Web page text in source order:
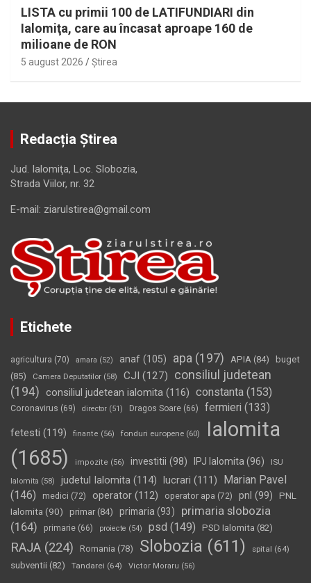
LISTA cu primii 100 de LATIFUNDIARI din
Ialomiţa, care au încasat aproape 160 de
milioane de RON
5 august 2026 Ştirea
Redacția Știrea
Jud. Ialomiţa, Loc. Slobozia,
Strada Viilor, nr. 32
E-mail: ziarulstirea@gmail.com
Etichete
agricultura (70) amara (52) anaf (105) apa (197) APIA (84)
buget
(85)
Camera Deputatilor (58) CJI (127)
consiliul judetean
(194) consiliul judetean ialomita (116) constanta (153)
Coronavirus (69) director (51) Dragos Soare (66) fermieri (133)
fetesti (119) finante (56) fonduri europene (60)
Ialomita
(1685)
impozite (56) investitii (98) IPJ Ialomita (96) ISU
Ialomita (58) judetul Ialomita (114) lucrari (111)
Marian Pavel
(146)
medici (72) operator (112) operator apa (72) pnl (99)
PNL
Ialomita (90) primar(84) primaria (93)
primaria slobozia
(164)
primarie (66) proiecte (54) psd (149) PSD Ialomita (82)
RAJA (224) Romania (78) Slobozia (611) spital (64)
subventii (82) Tandarei (64) Victor Moraru (56)